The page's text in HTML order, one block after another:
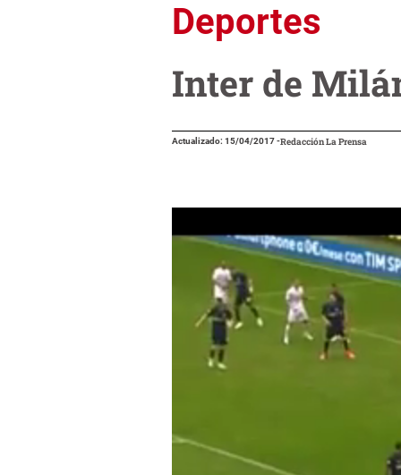
Deportes
Inter de
Actualizado: 15/04/2017-Redacción La Prensa